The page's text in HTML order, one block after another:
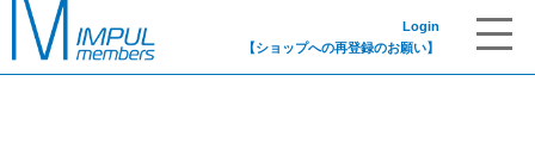
【ショップへの再登録のお願い】
Login